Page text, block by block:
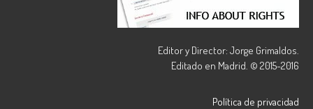
Editor y Director: Jorge Grimaldos.
Editado en Madrid. © 2015-2016
Política de privacidad